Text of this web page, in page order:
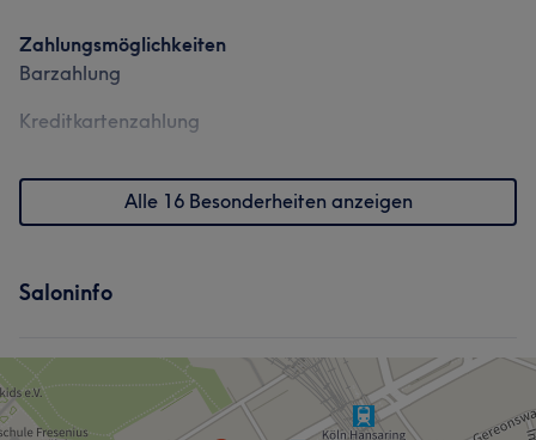
Zahlungsmöglichkeiten
Barzahlung
Kreditkartenzahlung
Alle 16 Besonderheiten anzeigen
Saloninfo